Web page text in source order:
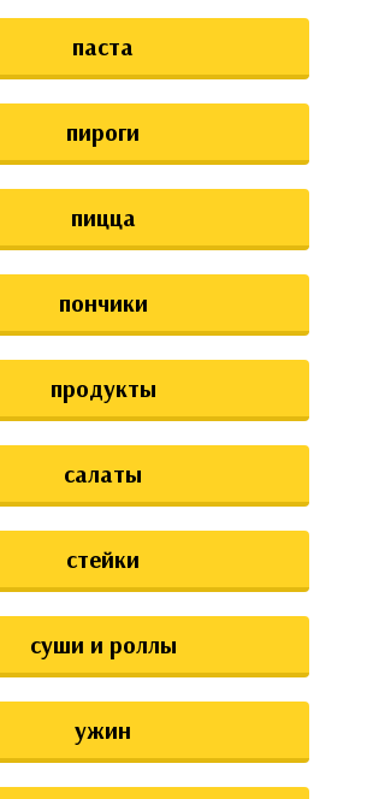
паста
пироги
пицца
пончики
продукты
салаты
стейки
суши и роллы
ужин